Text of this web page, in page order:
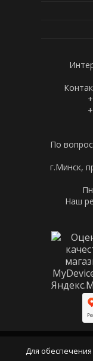
По
г.Минск,
Наш
Для